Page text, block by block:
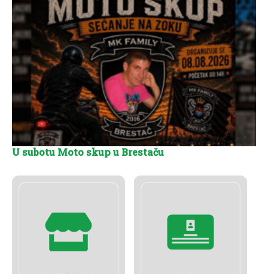
U subotu Moto skup u Brestaču